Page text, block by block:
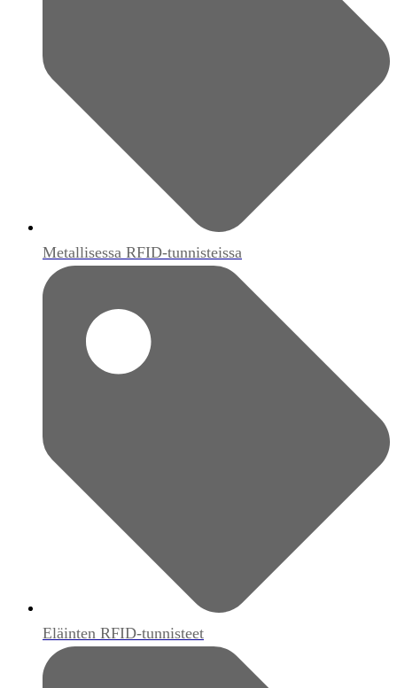
Metallisessa RFID-tunnisteissa
Eläinten RFID-tunnisteet